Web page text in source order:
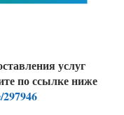
услуг
по ссылке ниже